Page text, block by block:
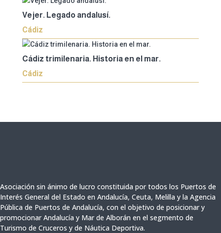
Vejer. Legado andalusí.
Cádiz
Cádiz trimilenaria. Historia en el mar.
Cádiz
Asociación sin ánimo de lucro constituida por todos los Puertos de
Interés General del Estado en Andalucía, Ceuta, Melilla y la Agencia
Pública de Puertos de Andalucía, con el objetivo de posicionar y
promocionar Andalucía y Mar de Alborán en el segmento de
Turismo de Cruceros y de Náutica Deportiva.